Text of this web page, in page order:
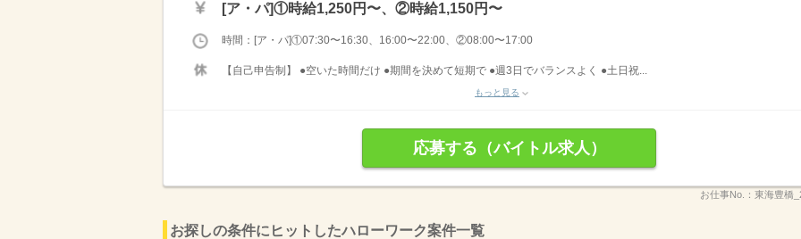
[ア・パ]①時給1,250円〜、②時給1,150円〜
時間：[ア・パ]①07:30〜16:30、16:00〜22:00、②08:00〜17:00
【自己申告制】 ●空いた時間だけ ●期間を決めて短期で ●週3日でバランスよく ●土日祝...
もっと見る
応募する（バイトル求人）
お仕事No.： 東海豊橋
お探しの条件にヒットしたハローワーク案件一覧